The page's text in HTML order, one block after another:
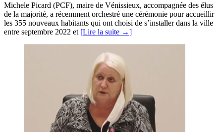
Michele Picard (PCF), maire de Vénissieux, accompagnée des élus
de la majorité, a récemment orchestré une cérémonie pour accueillir
les 355 nouveaux habitants qui ont choisi de s’installer dans la ville
entre septembre 2022 et [Lire la suite →]